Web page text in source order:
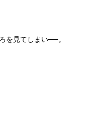
を見てしまい──。